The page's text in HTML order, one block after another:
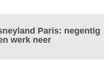
Paris: negentig
werk neer